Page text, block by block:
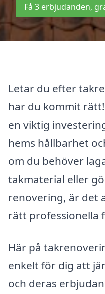
Få 3 erbjudanden,
Letar du efter
har du kommit
en viktig
hems hållbarhet
om du behöver
takmaterial eller
renovering, är det
rätt professionella
Här på
enkelt för dig att
och deras